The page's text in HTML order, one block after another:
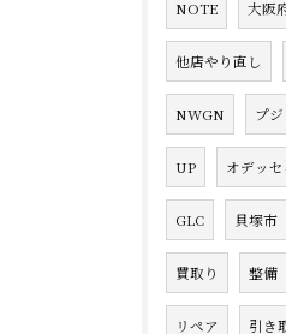
NOTE 大阪
他店やり直し
NWGN プ
UP オデッセ
GLC 貝塚市
買取り 整備
リペア 引き